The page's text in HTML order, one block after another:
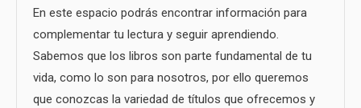
En este espacio podrás encontrar información para
complementar tu lectura y seguir aprendiendo.
Sabemos que los libros son parte fundamental de tu
vida, como lo son para nosotros, por ello queremos
que conozcas la variedad de títulos que ofrecemos y